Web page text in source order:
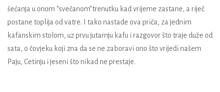
śećanja u onom “svečanom”trenutku kad vrijeme zastane, a riječ
postane toplija od vatre. I tako nastade ova priča, za jednim
kafanskim stolom, uz prvu jutarnju kafu i razgovor što traje duže od
sata, o čovjeku koji zna da se ne zaboravi ono što vrijedi našem
Paju, Cetinju i jeseni što nikad ne prestaje.